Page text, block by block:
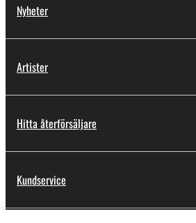
Nyheter
Artister
Hitta återförsäljare
Kundservice